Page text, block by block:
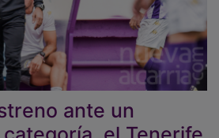
ante un
el Tenerife